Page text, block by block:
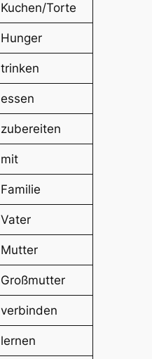
Kuchen/Torte
Hunger
trinken
essen
zubereiten
mit
Familie
Vater
Mutter
Großmutter
verbinden
lernen